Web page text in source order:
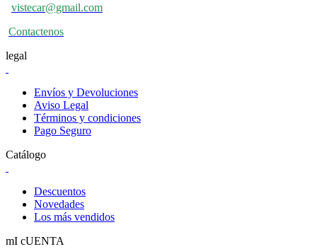
vistecar@gmail.com
Contactenos
legal
Envíos y Devoluciones
Aviso Legal
Términos y condiciones
Pago Seguro
Catálogo
Descuentos
Novedades
Los más vendidos
mI cUENTA